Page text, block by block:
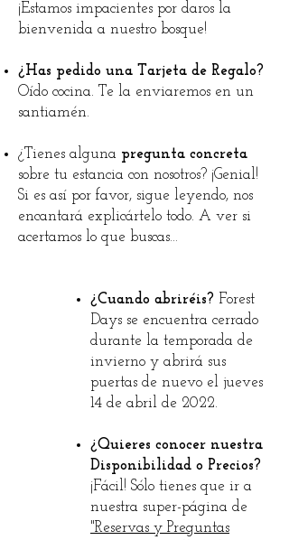
¡Estamos impacientes por daros la
bienvenida a nuestro bosque!
¿Has pedido una Tarjeta de Regalo?
Oído cocina. Te la enviaremos en un
santiamén.
¿Tienes alguna pregunta concreta
sobre tu estancia con nosotros? ¡Genial!
Si es así por favor, sigue leyendo, nos
encantará explicártelo todo. A ver si
acertamos lo que buscas…
¿Cuando abriréis? Forest
Days se encuentra cerrado
durante la temporada de
invierno y abrirá sus
puertas de nuevo el jueves
14 de abril de 2022.
¿Quieres conocer nuestra
Disponibilidad o Precios?
¡Fácil! Sólo tienes que ir a
nuestra super-página de
"Reservas y Preguntas